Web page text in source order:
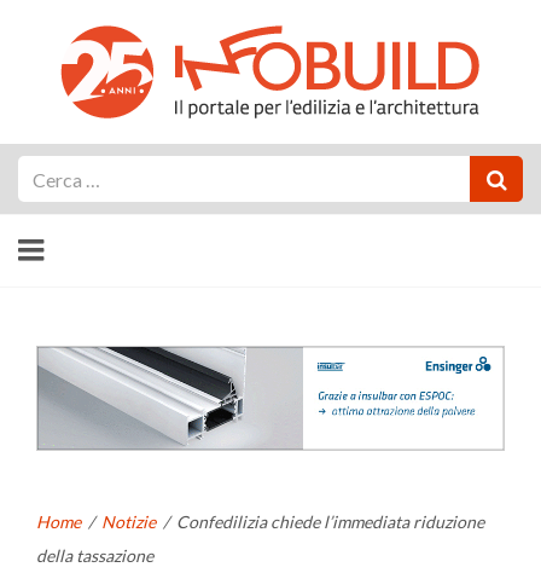
Home / Notizie / Confedilizia chiede l’immediata riduzione
della tassazione